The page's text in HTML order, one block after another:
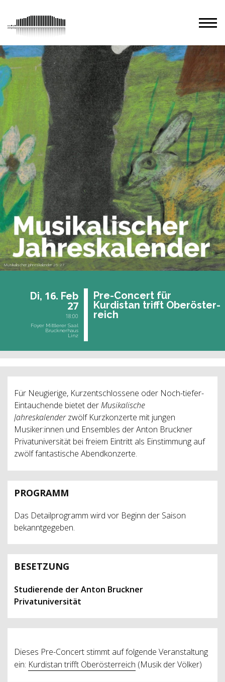
Musikalischer Jahreskalender 26-27
Di, 16. Feb
27
18:00
Foyer Mittlerer Saal
Brucknerhaus
Linz
Pre-Con­cert für
Kur­di­stan trifft Ober­ös­ter­
reich
Für Neugierige, Kurzentschlossene oder Noch-tiefer-
Eintauchende bietet derMusikalische
Jahreskalenderzwölf Kurzkonzerte mit jungen
Musiker:innen und Ensembles der Anton Bruckner
Privatuniversität bei freiem Eintritt als Einstimmung auf
zwölf fantastische Abendkonzerte.
PROGRAMM
Das Detailprogramm wird vor Beginn der Saison
bekanntgegeben.
BESETZUNG
Studierende der Anton Bruckner
Privatuniversität
Dieses Pre-Concert stimmt auf folgende Veranstaltung
ein: Kurdistan trifft Oberösterreich (Musik der Völker)